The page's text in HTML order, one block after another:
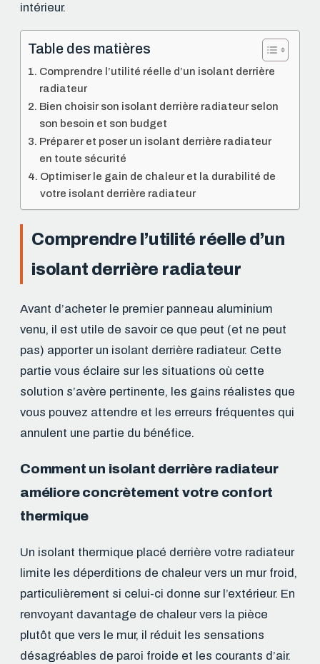
intérieur.
Table des matières
Comprendre l’utilité réelle d’un isolant derrière
radiateur
Bien choisir son isolant derrière radiateur selon
son besoin et son budget
Préparer et poser un isolant derrière radiateur
en toute sécurité
Optimiser le gain de chaleur et la durabilité de
votre isolant derrière radiateur
Comprendre l’utilité réelle d’un
isolant derrière radiateur
Avant d’acheter le premier panneau aluminium
venu, il est utile de savoir ce que peut (et ne peut
pas) apporter un isolant derrière radiateur. Cette
partie vous éclaire sur les situations où cette
solution s’avère pertinente, les gains réalistes que
vous pouvez attendre et les erreurs fréquentes qui
annulent une partie du bénéfice.
Comment un isolant derrière radiateur
améliore concrètement votre confort
thermique
Un isolant thermique placé derrière votre radiateur
limite les déperditions de chaleur vers un mur froid,
particulièrement si celui-ci donne sur l’extérieur. En
renvoyant davantage de chaleur vers la pièce
plutôt que vers le mur, il réduit les sensations
désagréables de paroi froide et les courants d’air.